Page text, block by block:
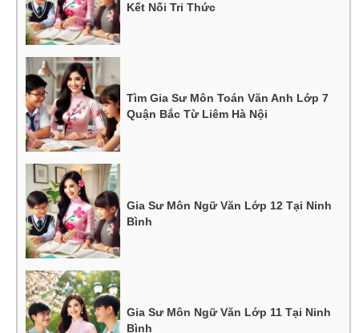
Kết Nối Tri Thức
Tìm Gia Sư Môn Toán Văn Anh Lớp 7
Quận Bắc Từ Liêm Hà Nội
Gia Sư Môn Ngữ Văn Lớp 12 Tại Ninh
Bình
Gia Sư Môn Ngữ Văn Lớp 11 Tại Ninh
Bình